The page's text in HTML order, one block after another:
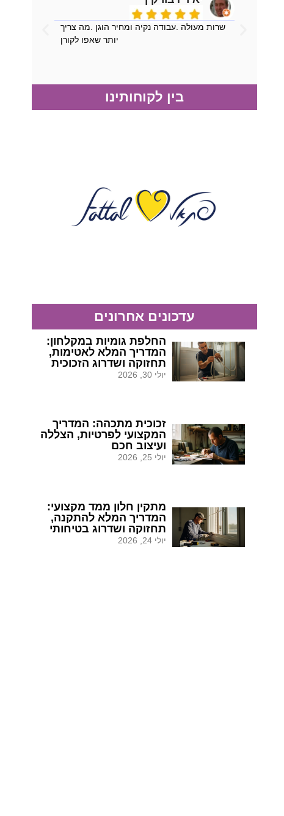
שרות מעולה .עבודה נקיה ומחיר הוגן .מה צריך
יותר שאפו לקורן
בין לקוחותינו
עדכונים אחרונים
החלפת גומיות במקלחון:
המדריך המלא לאטימות,
תחזוקה ושדרוג הזכוכית
יולי 30, 2026
זכוכית מתכהה: המדריך
המקצועי לפרטיות, הצללה
ועיצוב חכם
יולי 25, 2026
מתקין חלון ממד מקצועי:
המדריך המלא להתקנה,
תחזוקה ושדרוג בטיחותי
יולי 24, 2026